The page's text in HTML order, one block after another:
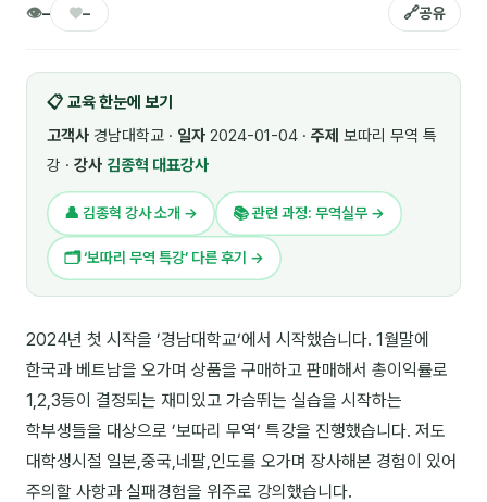
🧭 경영전략 · 트렌드 8
🎓 강사육성 · 교수법
🏭 산업 특화
💻 IT · 디지털
🎬 영상 · 콘텐츠
📊 프레젠테이션 · 기획 11
🚀 창업 · 커리어
🗣️ 외국어 강의
👥 리더십 · 조직
📚 인문학 · 교양
👁– ♥– 🔗공유
📋 교육 한눈에 보기
고객사 경남대학교 · 일자 2024-01-04 · 주제 보따리 무역 특
강 · 강사 김종혁 대표강사
👤 김종혁 강사 소개 → 📚 관련 과정: 무역실무 →
🗂 ‘보따리 무역 특강’ 다른 후기 →
2024년 첫 시작을 ’경남대학교‘에서 시작했습니다. 1월말에
한국과 베트남을 오가며 상품을 구매하고 판매해서 총이익률로
1,2,3등이 결정되는 재미있고 가슴뛰는 실습을 시작하는
학부생들을 대상으로 ’보따리 무역‘ 특강을 진행했습니다. 저도
대학생시절 일본,중국,네팔,인도를 오가며 장사해본 경험이 있어
주의할 사항과 실패경험을 위주로 강의했습니다.